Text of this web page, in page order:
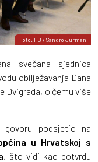
Foto: FB / Sandro Jurman
svečana sjednica
obilježavanja Dana
Dvigrada, o čemu više
podsjetio na
u Hrvatskoj s
, što vidi kao potvrdu